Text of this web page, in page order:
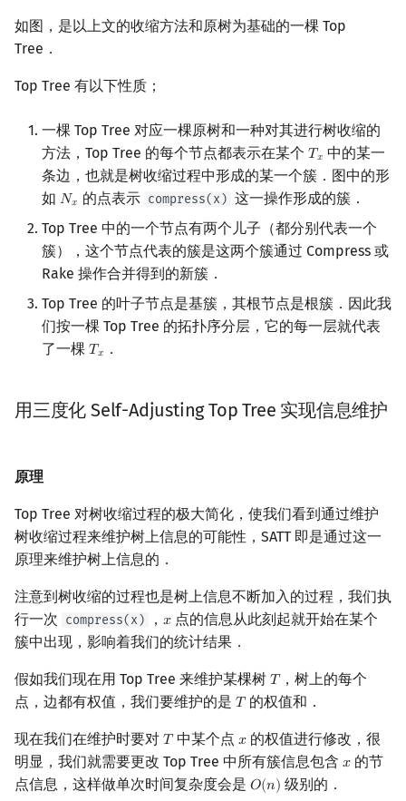
如图，是以上文的收缩方法和原树为基础的一棵 Top
Tree．
Top Tree 有以下性质；
一棵 Top Tree 对应一棵原树和一种对其进行树收缩的
方法，Top Tree 的每个节点都表示在某个 𝑇𝑥
Tx 中的某一
条边，也就是树收缩过程中形成的某一个簇．图中的形
如 𝑁𝑥
Nx 的点表示 compress(x) 这一操作形成的簇．
Top Tree 中的一个节点有两个儿子（都分别代表一个
簇），这个节点代表的簇是这两个簇通过 Compress 或
Rake 操作合并得到的新簇．
Top Tree 的叶子节点是基簇，其根节点是根簇．因此我
们按一棵 Top Tree 的拓扑序分层，它的每一层就代表
了一棵 𝑇𝑥
Tx ．
用三度化 Self-Adjusting Top Tree 实现信息维护
原理
Top Tree 对树收缩过程的极大简化，使我们看到通过维护
树收缩过程来维护树上信息的可能性，SATT 即是通过这一
原理来维护树上信息的．
注意到树收缩的过程也是树上信息不断加入的过程，我们执
行一次 compress(x) ， 𝑥
x 点的信息从此刻起就开始在某个
簇中出现，影响着我们的统计结果．
假如我们现在用 Top Tree 来维护某棵树 𝑇
T ，树上的每个
点，边都有权值，我们要维护的是 𝑇
T 的权值和．
现在我们在维护时要对 𝑇
T 中某个点𝑥
x 的权值进行修改，很
明显，我们就需要更改 Top Tree 中所有簇信息包含 𝑥
x 的节
点信息，这样做单次时间复杂度会是 𝑂(𝑛)
O(n) 级别的．